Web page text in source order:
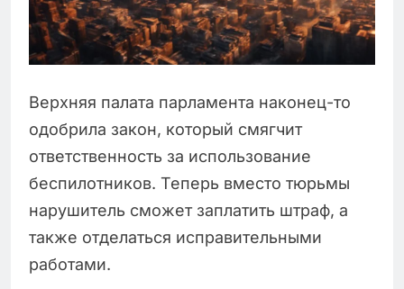
Верхняя палата парламента наконец-то
одобрила закон, который смягчит
ответственность за использование
беспилотников. Теперь вместо тюрьмы
нарушитель сможет заплатить штраф, а
также отделаться исправительными
работами.